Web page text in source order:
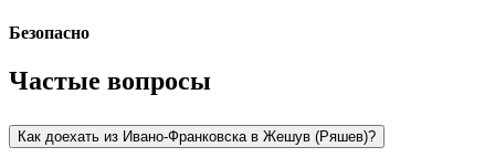
Безопасно
Частые вопросы
Как доехать из Ивано-Франковска в Жешув (Ряшев)?